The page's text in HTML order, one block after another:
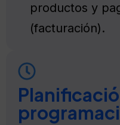
productos y
(facturación).